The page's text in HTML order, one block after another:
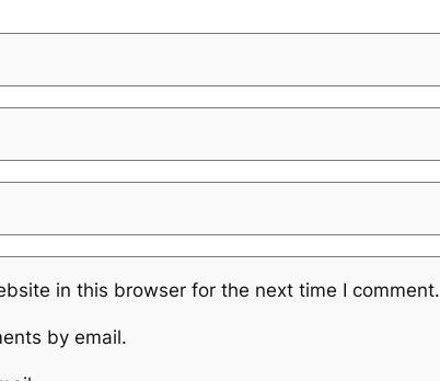
in this browser for the next time I comment.
by email.